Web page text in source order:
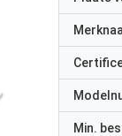
Min.